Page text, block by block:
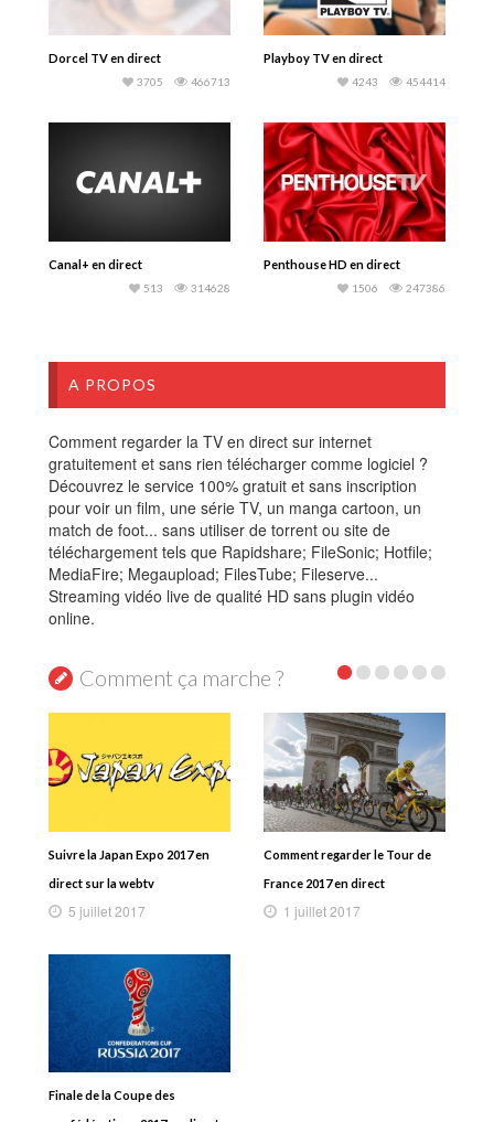
Dorcel TV en direct
466713
3705
Playboy TV en direct
454414
4243
Canal+ en direct
314628
513
Penthouse HD en direct
247386
1506
A PROPOS
Comment regarder la TV en direct sur internet
gratuitement et sans rien télécharger comme logiciel ?
Découvrez le service 100% gratuit et sans inscription
pour voir un film, une série TV, un manga cartoon, un
match de foot... sans utiliser de torrent ou site de
téléchargement tels que Rapidshare; FileSonic; Hotfile;
MediaFire; Megaupload; FilesTube; Fileserve...
Streaming vidéo live de qualité HD sans plugin vidéo
online.
Comment ça marche ?
Suivre la Japan Expo 2017 en
direct sur la webtv
5 juillet 2017
Comment regarder le Tour de
France 2017 en direct
1 juillet 2017
Finale de la Coupe des